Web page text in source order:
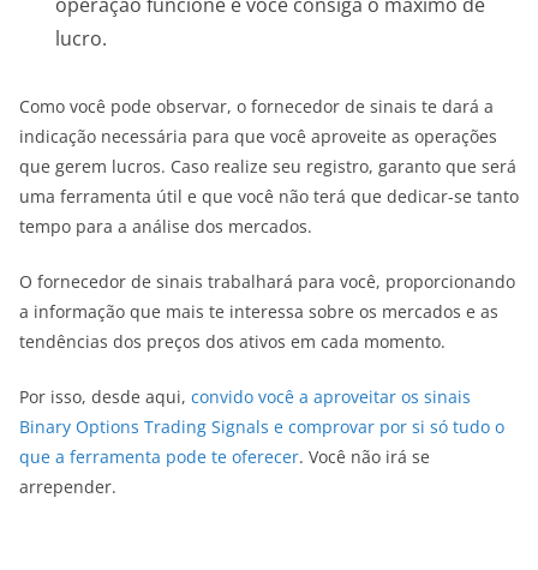
lucro.
Como você pode observar, o fornecedor de sinais te dará a
indicação necessária para que você aproveite as operações
que gerem lucros. Caso realize seu registro, garanto que será
uma ferramenta útil e que você não terá que dedicar-se tanto
tempo para a análise dos mercados.
O fornecedor de sinais trabalhará para você, proporcionando
a informação que mais te interessa sobre os mercados e as
tendências dos preços dos ativos em cada momento.
Por isso, desde aqui, convido você a aproveitar os sinais
Binary Options Trading Signals e comprovar por si só tudo o
que a ferramenta pode te oferecer. Você não irá se
arrepender.